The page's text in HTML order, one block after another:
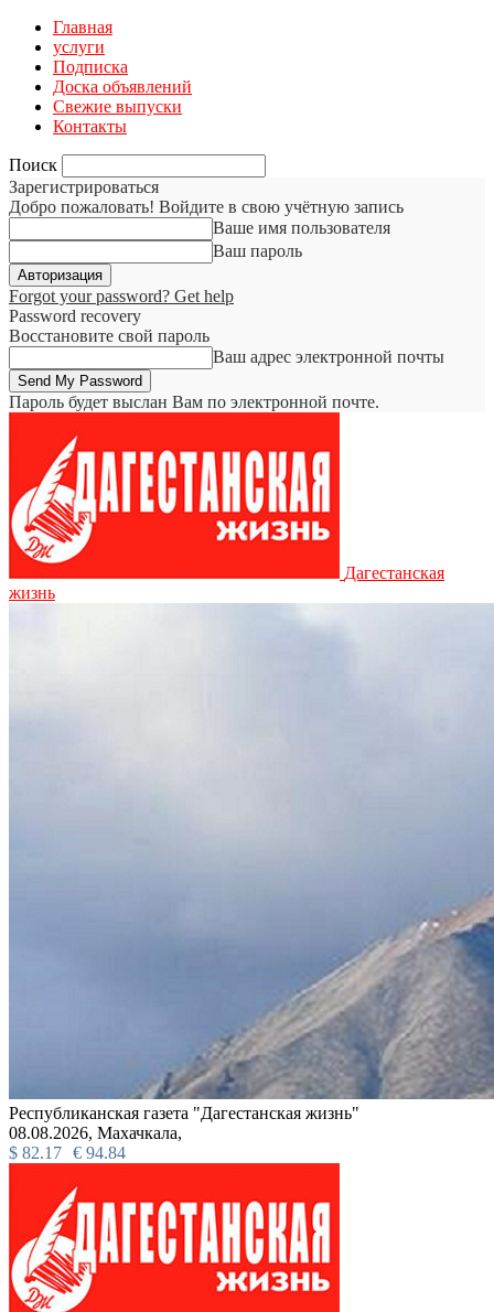
Главная
услуги
Подписка
Доска объявлений
Свежие выпуски
Контакты
Поиск
Зарегистрироваться
Добро пожаловать! Войдите в свою учётную запись
Ваше имя пользователя
Ваш пароль
Forgot your password? Get help
Password recovery
Восстановите свой пароль
Ваш адрес электронной почты
Пароль будет выслан Вам по электронной почте.
Дагестанская
жизнь
Республиканская газета "Дагестанская жизнь"
08.08.2026, Махачкала,
$ 82.17 € 94.84